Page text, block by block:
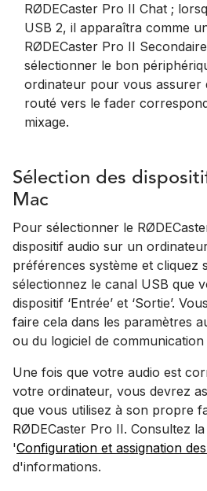
RØDECaster Pro II Chat ;
USB 2, il apparaîtra comme
RØDECaster Pro II
sélectionner le bon
ordinateur pour vous assurer
routé vers le fader
mixage.
Sélection des
Mac
Pour sélectionner le
dispositif audio sur un
préférences système et cliquez
sélectionnez le canal USB que
dispositif ‘Entrée’ et ‘Sortie’.
faire cela dans les paramètres
ou du logiciel de
Une fois que votre audio est
votre ordinateur, vous devrez
que vous utilisez à son propre
RØDECaster Pro II. Consultez
'Configuration et assignation
d'informations.